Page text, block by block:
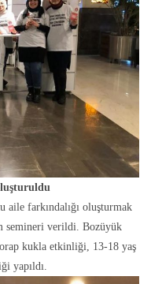
aile farkındalığı oluşturmak
semineri verildi. Bozüyük
kukla etkinliği, 13-18 yaş
yapıldı.